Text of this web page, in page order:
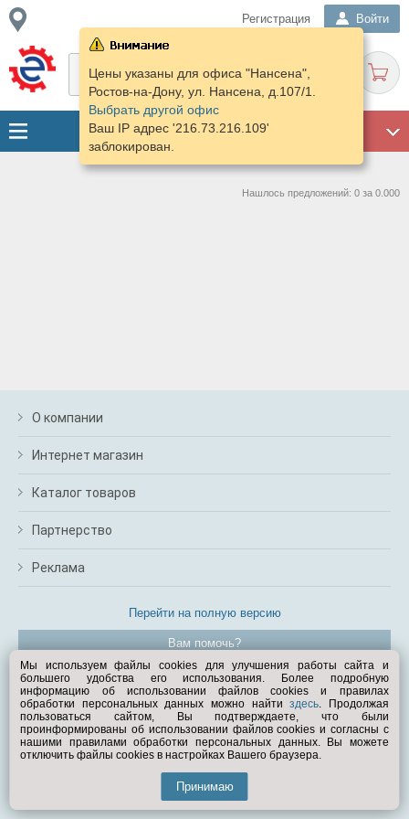
Регистрация Войти
Цены указаны для офиса "Нансена",
Ростов-на-Дону, ул. Нансена, д.107/1.
Выбрать другой офис
Ваш IP адрес '216.73.216.109'
заблокирован.
Нашлось предложений: 0 за 0.000
О компании
Интернет магазин
Каталог товаров
Партнерство
Реклама
Перейти на полную версию
Вам помочь?
© Exist.ru 1998—2026
Мы используем файлы cookies для улучшения работы сайта и
большего удобства его использования. Более подробную
информацию об использовании файлов cookies и правилах
обработки персональных данных можно найтиздесь. Продолжая
пользоваться сайтом, Вы подтверждаете, что были
проинформированы об использовании файлов cookies и согласны с
нашими правилами обработки персональных данных. Вы можете
отключить файлы cookies в настройках Вашего браузера.
Принимаю